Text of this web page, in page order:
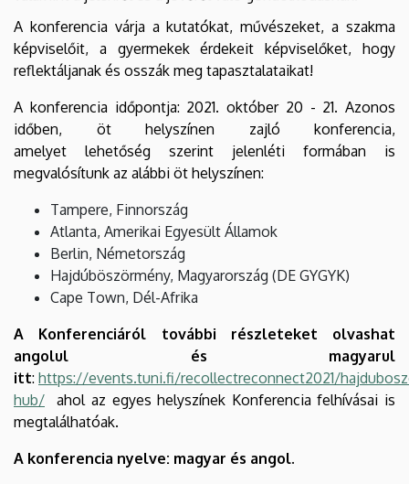
Gyógypedagógiai
Kar
A konferencia várja a kutatókat, művészeket, a szakma
képviselőit, a gyermekek érdekeit képviselőket, hogy
reflektáljanak és osszák meg tapasztalataikat!
A konferencia időpontja: 2021. október 20 - 21. Azonos
időben, öt helyszínen zajló konferencia,
amelyet lehetőség szerint jelenléti formában is
megvalósítunk az alábbi öt helyszínen:
Tampere, Finnország
Atlanta, Amerikai Egyesült Államok
Berlin, Németország
Hajdúböszörmény, Magyarország (DE GYGYK)
Cape Town, Dél-Afrika
A Konferenciáról további részleteket olvashat
angolul és magyarul
itt: https://events.tuni.fi/recollectreconnect2021/
hub/ ahol az egyes helyszínek Konferencia felhívásai is
megtalálhatóak.
A konferencia nyelve: magyar és angol.